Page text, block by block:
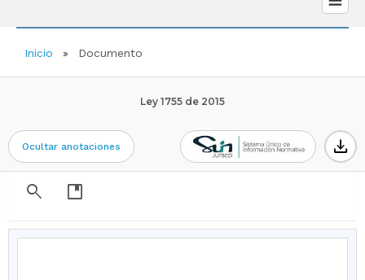
Inicio Documento
Ley 1755 de 2015
Ocultar anotaciones
download
search
developer_guide